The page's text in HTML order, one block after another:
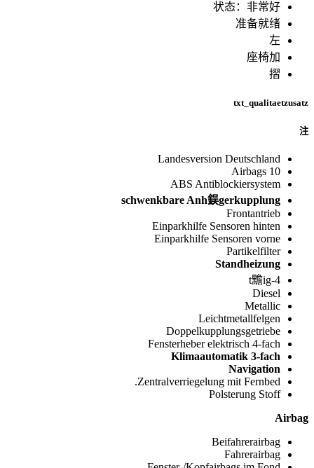
状态：非常好
准备就绪
左
座椅加
摺
txt_qualitaetzusatz
注
Landesversion Deutschland
10 Airbags
ABS Antiblockiersystem
schwenkbare Anh鋘gerkupplung
Frontantrieb
Einparkhilfe Sensoren hinten
Einparkhilfe Sensoren vorne
Partikelfilter
Standheizung
4-t黵ig
Diesel
Metallic
Leichtmetallfelgen
Doppelkupplungsgetriebe
Fensterheber elektrisch 4-fach
Klimaautomatik 3-fach
Navigation
Zentralverriegelung mit Fernbed.
Polsterung Stoff
Airbag
Beifahrerairbag
Fahrerairbag